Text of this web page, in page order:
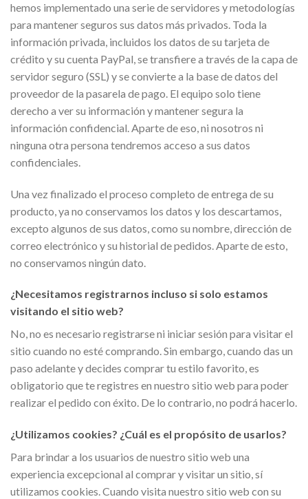
hemos implementado una serie de servidores y metodologías
para mantener seguros sus datos más privados. Toda la
información privada, incluidos los datos de su tarjeta de
crédito y su cuenta PayPal, se transfiere a través de la capa de
servidor seguro (SSL) y se convierte a la base de datos del
proveedor de la pasarela de pago. El equipo solo tiene
derecho a ver su información y mantener segura la
información confidencial. Aparte de eso, ni nosotros ni
ninguna otra persona tendremos acceso a sus datos
confidenciales.
Una vez finalizado el proceso completo de entrega de su
producto, ya no conservamos los datos y los descartamos,
excepto algunos de sus datos, como su nombre, dirección de
correo electrónico y su historial de pedidos. Aparte de esto,
no conservamos ningún dato.
¿Necesitamos registrarnos incluso si solo estamos
visitando el sitio web?
No, no es necesario registrarse ni iniciar sesión para visitar el
sitio cuando no esté comprando. Sin embargo, cuando das un
paso adelante y decides comprar tu estilo favorito, es
obligatorio que te registres en nuestro sitio web para poder
realizar el pedido con éxito. De lo contrario, no podrá hacerlo.
¿Utilizamos cookies? ¿Cuál es el propósito de usarlos?
Para brindar a los usuarios de nuestro sitio web una
experiencia excepcional al comprar y visitar un sitio, sí
utilizamos cookies. Cuando visita nuestro sitio web con su